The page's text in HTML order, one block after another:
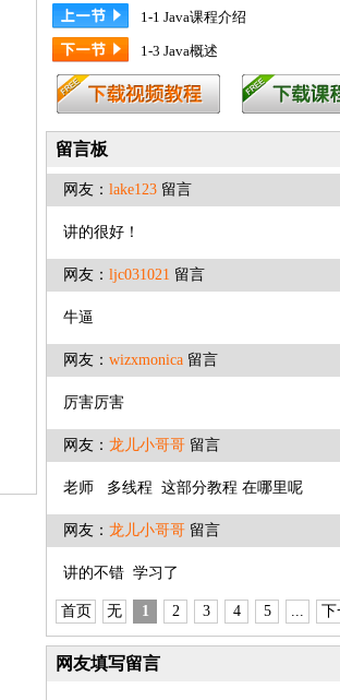
1-1 Java课程介绍
1-3 Java概述
留言板
网友： lake123 留言
讲的很好！
网友： ljc031021 留言
牛逼
网友： wizxmonica 留言
厉害厉害
网友： 龙儿小哥哥 留言
老师 多线程 这部分教程 在哪里呢
网友： 龙儿小哥哥 留言
讲的不错 学习了
首页 无 1 2 3 4 5 ... 下
网友填写留言